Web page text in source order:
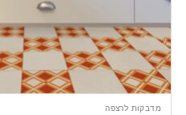
מדבקות לרצפה